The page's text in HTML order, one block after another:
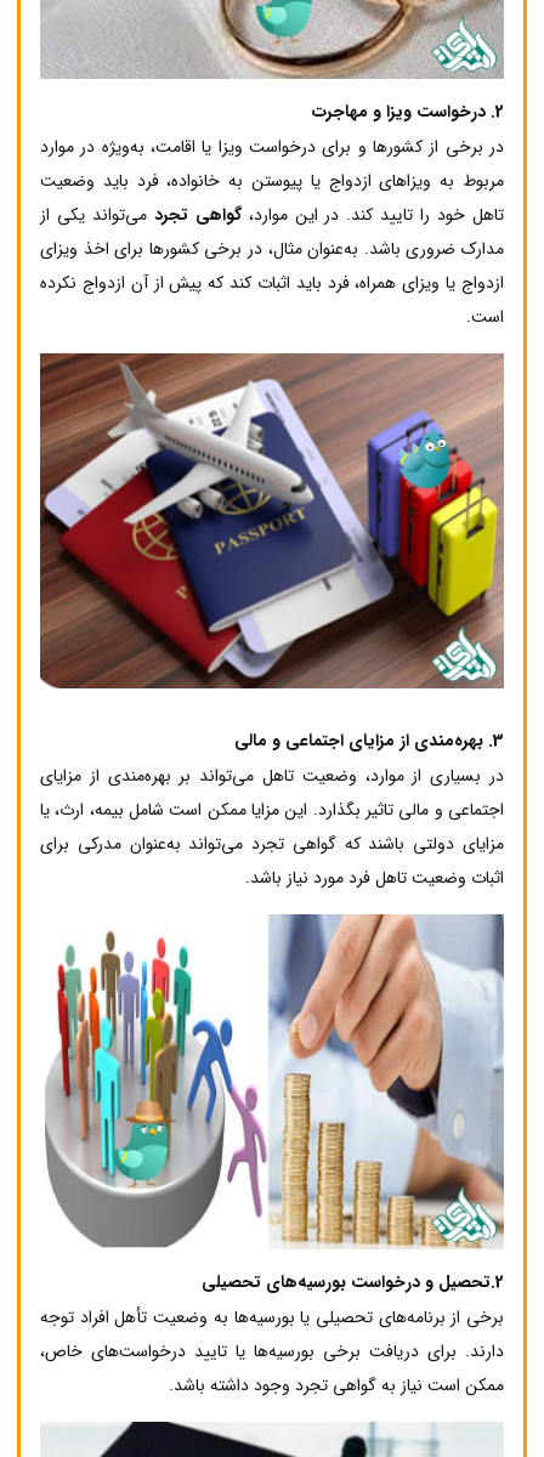
2. درخواست ویزا و مهاجرت
در برخی از کشورها و برای درخواست ویزا یا اقامت، به‌ویژه در موارد
مربوط به ویزاهای ازدواج یا پیوستن به خانواده، فرد باید وضعیت
تاهل خود را تایید کند. در این موارد،گواهی تجرد می‌تواند یکی از
مدارک ضروری باشد. به‌عنوان مثال، در برخی کشورها برای اخذ ویزای
ازدواج یا ویزای همراه، فرد باید اثبات کند که پیش از آن ازدواج نکرده
است.
3. بهره‌مندی از مزایای اجتماعی و مالی
در بسیاری از موارد، وضعیت تاهل می‌تواند بر بهره‌مندی از مزایای
اجتماعی و مالی تاثیر بگذارد. این مزایا ممکن است شامل بیمه، ارث، یا
مزایای دولتی باشند که گواهی تجرد می‌تواند به‌عنوان مدرکی برای
اثبات وضعیت تاهل فرد مورد نیاز باشد.
2. تحصیل و درخواست بورسیه‌های تحصیلی
برخی از برنامه‌های تحصیلی یا بورسیه‌ها به وضعیت تأهل افراد توجه
دارند. برای دریافت برخی بورسیه‌ها یا تایید درخواست‌های خاص،
ممکن است نیاز به گواهی تجرد وجود داشته باشد.